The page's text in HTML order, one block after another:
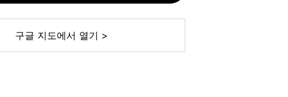
구글 지도에서 열기 >